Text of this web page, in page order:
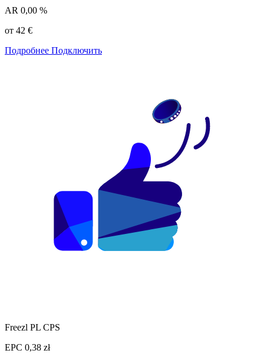
AR 0,00 %
от 42 €
Подробнее Подключить
Freezl PL CPS
EPC 0,38 zł